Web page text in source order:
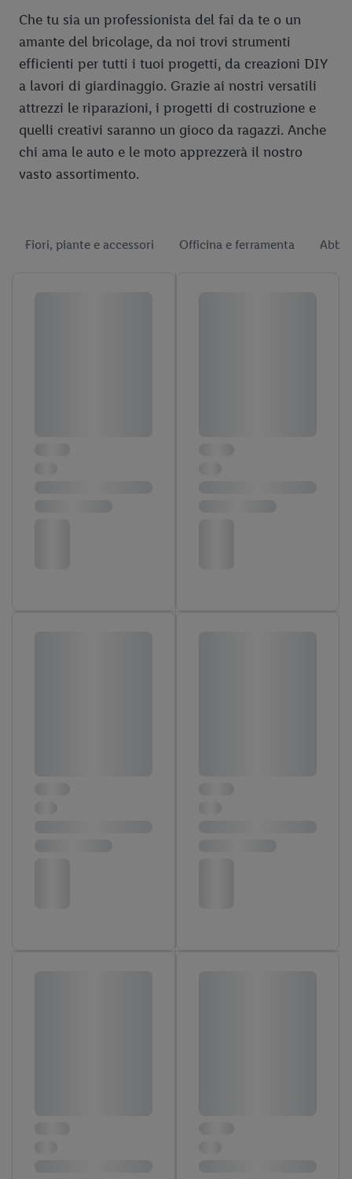
Che tu sia un professionista del fai da te o un
amante del bricolage, da noi trovi strumenti
efficienti per tutti i tuoi progetti, da creazioni DIY
a lavori di giardinaggio. Grazie ai nostri versatili
attrezzi le riparazioni, i progetti di costruzione e
quelli creativi saranno un gioco da ragazzi. Anche
chi ama le auto e le moto apprezzerà il nostro
vasto assortimento.
Fiori, piante e accessori Officina e ferramenta